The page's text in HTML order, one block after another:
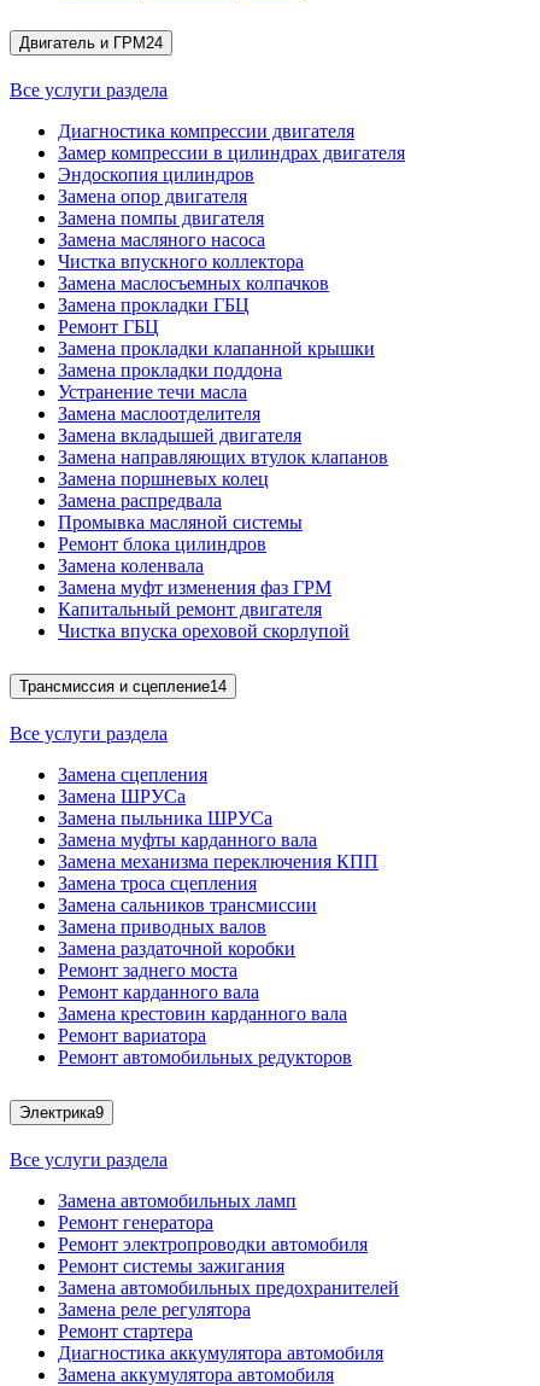
Двигатель и ГРМ24
Все услуги раздела
Диагностика компрессии двигателя
Замер компрессии в цилиндрах двигателя
Эндоскопия цилиндров
Замена опор двигателя
Замена помпы двигателя
Замена масляного насоса
Чистка впускного коллектора
Замена маслосъемных колпачков
Замена прокладки ГБЦ
Ремонт ГБЦ
Замена прокладки клапанной крышки
Замена прокладки поддона
Устранение течи масла
Замена маслоотделителя
Замена вкладышей двигателя
Замена направляющих втулок клапанов
Замена поршневых колец
Замена распредвала
Промывка масляной системы
Ремонт блока цилиндров
Замена коленвала
Замена муфт изменения фаз ГРМ
Капитальный ремонт двигателя
Чистка впуска ореховой скорлупой
Трансмиссия и сцепление14
Все услуги раздела
Замена сцепления
Замена ШРУСа
Замена пыльника ШРУСа
Замена муфты карданного вала
Замена механизма переключения КПП
Замена троса сцепления
Замена сальников трансмиссии
Замена приводных валов
Замена раздаточной коробки
Ремонт заднего моста
Ремонт карданного вала
Замена крестовин карданного вала
Ремонт вариатора
Ремонт автомобильных редукторов
Электрика9
Все услуги раздела
Замена автомобильных ламп
Ремонт генератора
Ремонт электропроводки автомобиля
Ремонт системы зажигания
Замена автомобильных предохранителей
Замена реле регулятора
Ремонт стартера
Диагностика аккумулятора автомобиля
Замена аккумулятора автомобиля